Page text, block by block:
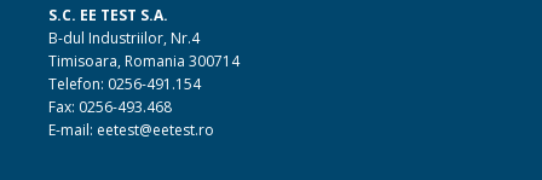
S.C. EE TEST S.A.
B-dul Industriilor, Nr.4
Timisoara, Romania 300714
Telefon: 0256-491.154
Fax: 0256-493.468
E-mail: eetest@eetest.ro